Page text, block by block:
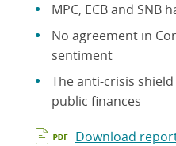
MPC, ECB and SNB
No agreement in
sentiment
The anti-crisis
public finances
Download